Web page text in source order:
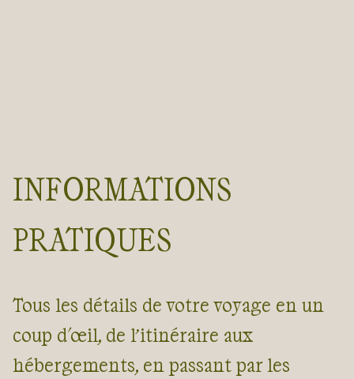
INFORMATIONS
PRATIQUES
Tous les détails de votre voyage en un
coup d'œil, de l’itinéraire aux
hébergements, en passant par les